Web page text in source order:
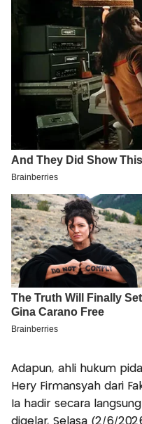
Adapun, ahli hukum
Hery Firmansyah dari
Ia hadir secara
digelar, Selasa (2/6/